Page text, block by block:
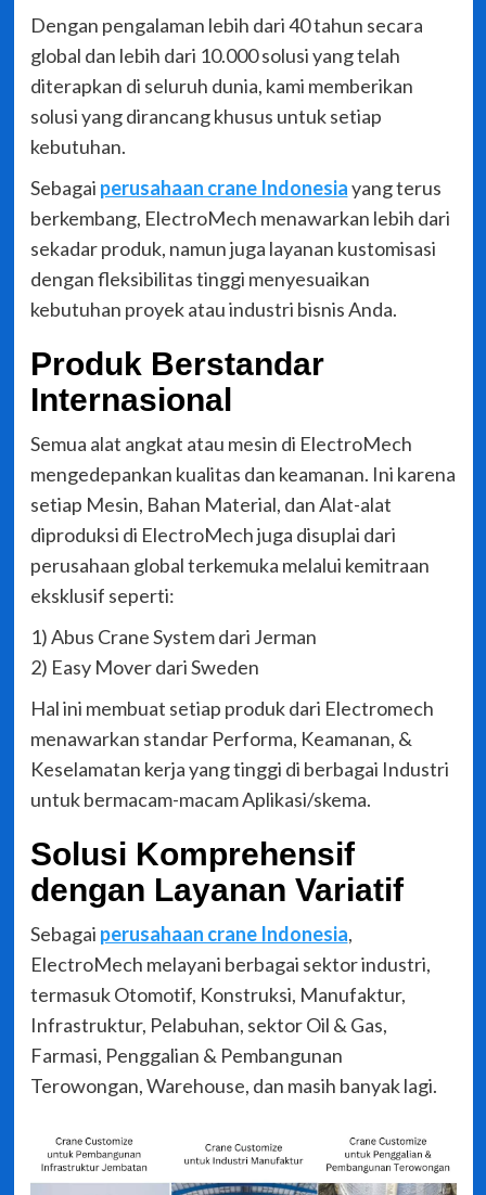
Dengan pengalaman lebih dari 40 tahun secara
global dan lebih dari 10.000 solusi yang telah
diterapkan di seluruh dunia, kami memberikan
solusi yang dirancang khusus untuk setiap
kebutuhan.
Sebagai perusahaan crane Indonesiayang terus
berkembang, ElectroMech menawarkan lebih dari
sekadar produk, namun juga layanan kustomisasi
dengan fleksibilitas tinggi menyesuaikan
kebutuhan proyek atau industri bisnis Anda.
Produk Berstandar
Internasional
Semua alat angkat atau mesin di ElectroMech
mengedepankan kualitas dan keamanan. Ini karena
setiap Mesin, Bahan Material, dan Alat-alat
diproduksi di ElectroMech juga disuplai dari
perusahaan global terkemuka melalui kemitraan
eksklusif seperti:
1) Abus Crane System dari Jerman
2) Easy Mover dari Sweden
Hal ini membuat setiap produk dari Electromech
menawarkan standar Performa, Keamanan, &
Keselamatan kerja yang tinggi di berbagai Industri
untuk bermacam-macam Aplikasi/skema.
Solusi Komprehensif
dengan Layanan Variatif
Sebagai perusahaan crane Indonesia,
ElectroMech melayani berbagai sektor industri,
termasuk Otomotif, Konstruksi, Manufaktur,
Infrastruktur, Pelabuhan, sektor Oil & Gas,
Farmasi, Penggalian & Pembangunan
Terowongan, Warehouse, dan masih banyak lagi.